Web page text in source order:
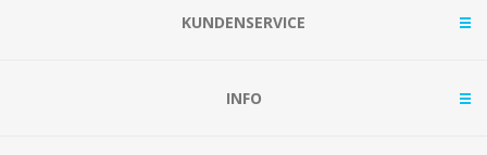
KUNDENSERVICE
INFO